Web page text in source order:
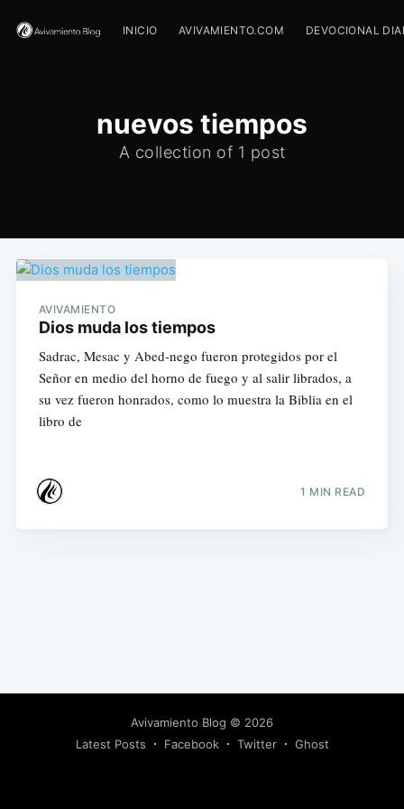
INICIO AVIVAMIENTO.COM DEVOCIONAL
nuevos tiempos
A collection of 1 post
AVIVAMIENTO
Dios muda los tiempos
Sadrac, Mesac y Abed-nego fueron protegidos por el
Señor en medio del horno de fuego y al salir librados, a
su vez fueron honrados, como lo muestra la Biblia en el
libro de
1 MIN READ
Avivamiento Blog © 2026
Latest Posts
Facebook Twitter Ghost